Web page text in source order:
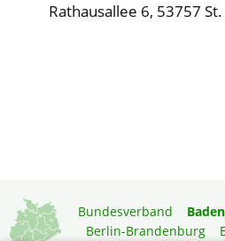
Rathausallee 6, 53757
Bundesverband
Berlin-Brandenburg